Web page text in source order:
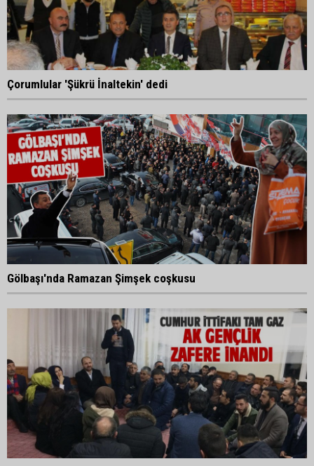
Çorumlular 'Şükrü İnaltekin' dedi
Gölbaşı'nda Ramazan Şimşek coşkusu